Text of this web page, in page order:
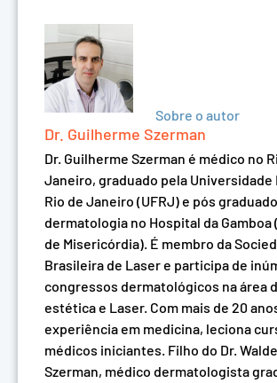
Sobre o autor
Dr. Guilherme Szerman
Dr. Guilherme Szerman é médico no
Janeiro, graduado pela Universidade
Rio de Janeiro (UFRJ) e pós
dermatologia no Hospital da Gamboa
de Misericórdia). É membro da
Brasileira de Laser e participa de
congressos dermatológicos na área
estética e Laser. Com mais de 20
experiência em medicina, leciona
médicos iniciantes. Filho do Dr.
Szerman, médico dermatologista